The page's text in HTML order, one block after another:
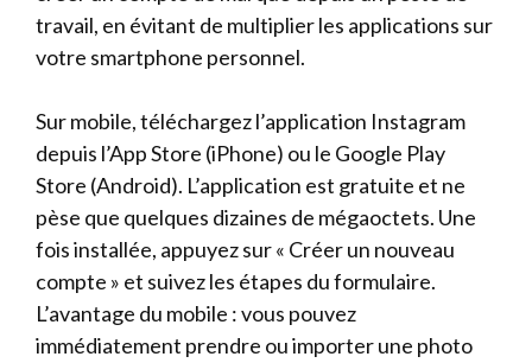
travail, en évitant de multiplier les applications sur
votre smartphone personnel.
Sur mobile, téléchargez l’application Instagram
depuis l’App Store (iPhone) ou le Google Play
Store (Android). L’application est gratuite et ne
pèse que quelques dizaines de mégaoctets. Une
fois installée, appuyez sur « Créer un nouveau
compte » et suivez les étapes du formulaire.
L’avantage du mobile : vous pouvez
immédiatement prendre ou importer une photo